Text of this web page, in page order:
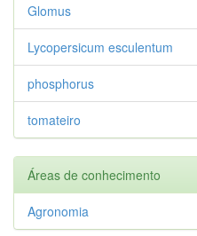
Glomus
Lycopersicum esculentum
phosphorus
tomateiro
Áreas de conhecimento
Agronomia